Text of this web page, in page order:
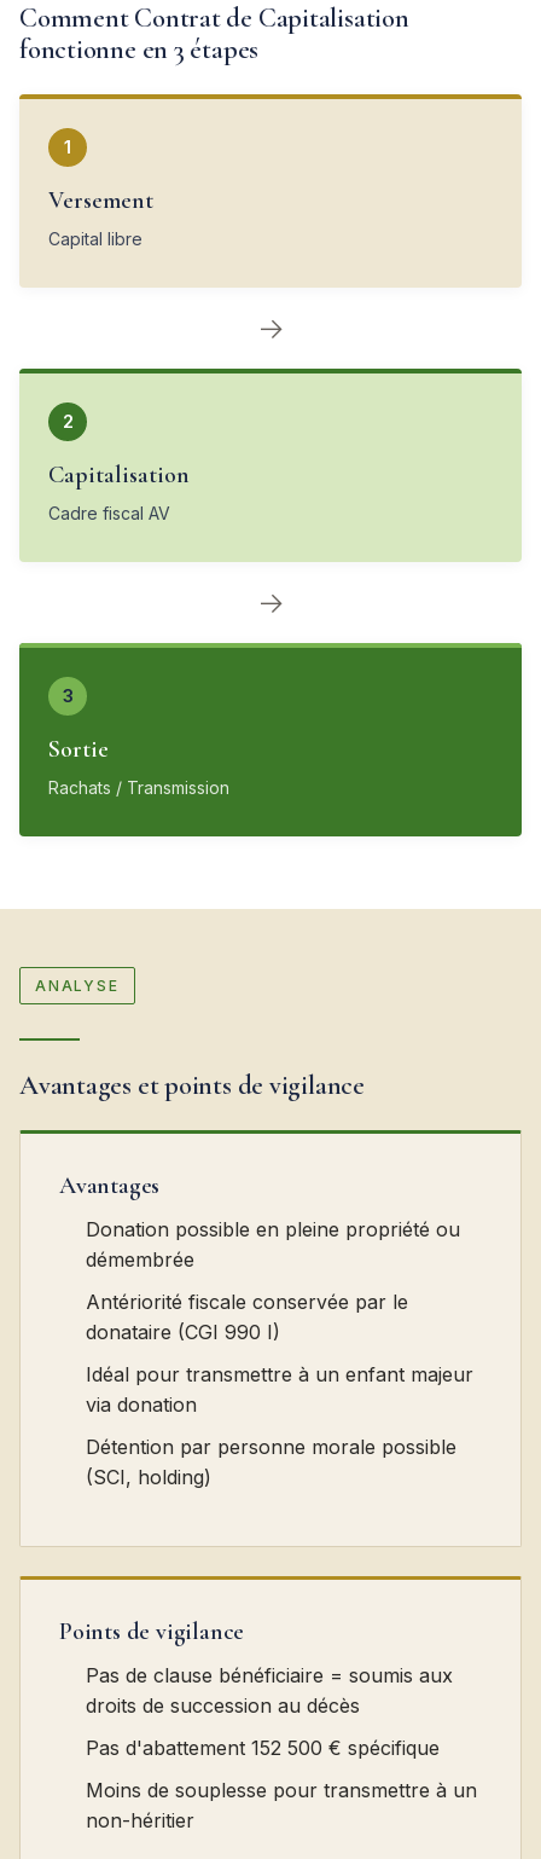
Comment Contrat de Capitalisation
fonctionne en 3 étapes
1
Versement
Capital libre
→
2
Capitalisation
Cadre fiscal AV
→
3
Sortie
Rachats / Transmission
ANALYSE
Avantages et points de vigilance
Avantages
Donation possible en pleine propriété ou
démembrée
Antériorité fiscale conservée par le
donataire (CGI 990 I)
Idéal pour transmettre à un enfant majeur
via donation
Détention par personne morale possible
(SCI, holding)
Points de vigilance
Pas de clause bénéficiaire = soumis aux
droits de succession au décès
Pas d'abattement 152 500 € spécifique
Moins de souplesse pour transmettre à un
non-héritier